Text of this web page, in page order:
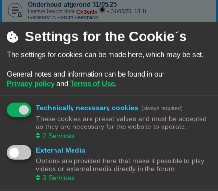
Onderhoud afgerond 31/05/25
Laatste bericht door Ch3vr0n « 31/05/25, 18:11
Geplaatst in Forum Feedback
Sunlu S4: Nieuwstaat
Laatste bericht doorCh3vr0n
11/01/25, 18:06
Te koop: Vraag en Aanbod
Anycubic Viper extruder.
Geplaatst in
3D-printer specifieke vragen
canbus (Ebb42/U2C) opgelost probleem
Geplaatst inKlipper
Forum onderhoud afgerond 08/09/24
phppbb update 3.3.13
Laatste bericht door Ch3vr0n «08/09/24, 13:06
Geplaatst in Forum Feedback
Laatste bericht doorJansC
Geplaatst in
Moeilijk filament (qua bed adhesie)
Laatste bericht door
Settings for the Cookie´s
The settings for cookies can be made here, which may be set.
General notes and information can be found in our
Privacy policy and Terms of Use.
Technically necessary cookies (always required)
These cookies are preset values and must be accepted
as they are necessary for the website to operate.
2 Services
External Media
Options are provided here that make it possible to play
videos or external media directly in the forum.
3 Services